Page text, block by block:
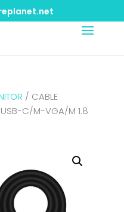
/ CABLE
C/M-VGA/M 1.8